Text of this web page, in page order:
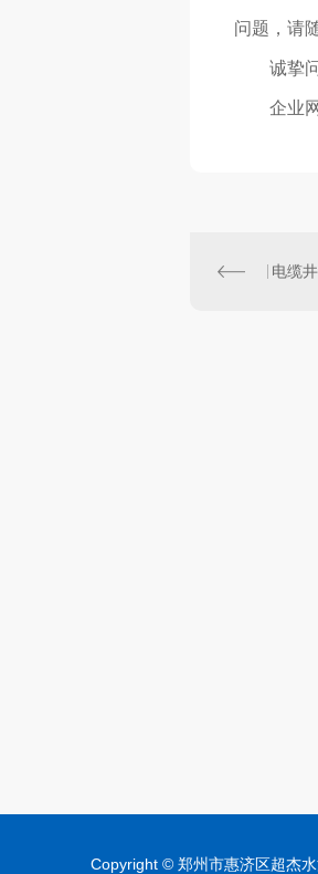
问题，请
诚挚
企业
Copyright © 郑州市惠济区超杰